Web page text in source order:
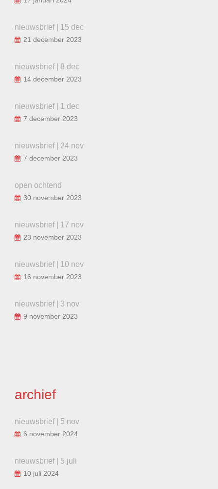
nieuwsbrief | 15 dec
21 december 2023
nieuwsbrief | 8 dec
14 december 2023
nieuwsbrief | 1 dec
7 december 2023
nieuwsbrief | 24 nov
7 december 2023
open ochtend
30 november 2023
nieuwsbrief | 17 nov
23 november 2023
nieuwsbrief | 10 nov
16 november 2023
nieuwsbrief | 3 nov
9 november 2023
archief
nieuwsbrief | 5 nov
6 november 2024
nieuwsbrief | 5 juli
10 juli 2024